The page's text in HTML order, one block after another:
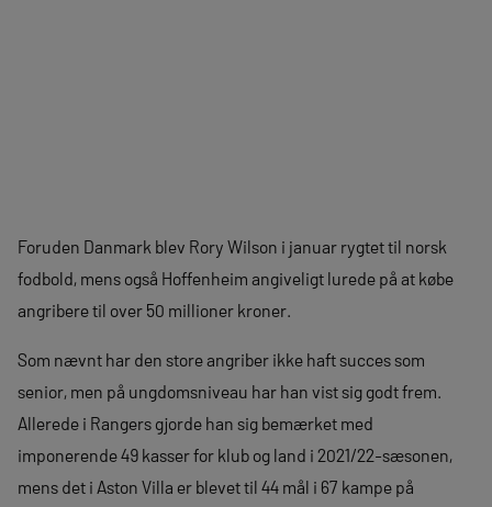
Foruden Danmark blev Rory Wilson i januar rygtet til norsk
fodbold, mens også Hoffenheim angiveligt lurede på at købe
angribere til over 50 millioner kroner.
Som nævnt har den store angriber ikke haft succes som
senior, men på ungdomsniveau har han vist sig godt frem.
Allerede i Rangers gjorde han sig bemærket med
imponerende 49 kasser for klub og land i 2021/22-sæsonen,
mens det i Aston Villa er blevet til 44 mål i 67 kampe på